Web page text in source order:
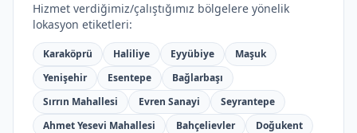
Hizmet verdiğimiz/çalıştığımız bölgelere yönelik
lokasyon etiketleri:
Karaköprü Haliliye Eyyübiye
Maşuk
Yenişehir
Esentepe
Bağlarbaşı
Sırrın Mahallesi
Evren Sanayi
Seyrantepe
Ahmet Yesevi Mahallesi
Bahçelievler
Doğukent